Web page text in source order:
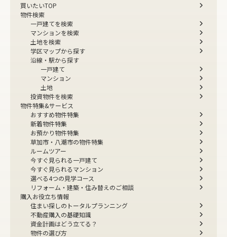
買いたいTOP
物件検索
一戸建てを検索
マンションを検索
土地を検索
学区マップから探す
沿線・駅から探す
一戸建て
マンション
土地
投資物件を検索
物件特集&サービス
おすすめ物件特集
新着物件特集
お預かり物件特集
草加市・八潮市の物件特集
ルームツアー
今すぐ見られる一戸建て
今すぐ見られるマンション
選べる4つの見学コース
リフォーム・建築・住み替えのご相談
購入お役立ち情報
住まい探しのトータルプランニング
不動産購入の基礎知識
資金計画はどう立てる？
物件の選び方